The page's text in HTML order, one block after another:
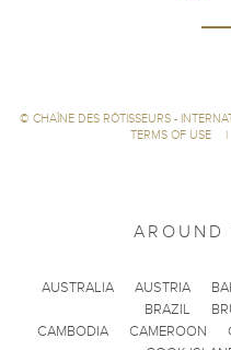
© CHAÎNE DES RÔTISSEURS -
TERMS OF USE
|
AROUND
AUSTRALIA AUSTRIA
BRAZIL
CAMBODIA
CAMEROON